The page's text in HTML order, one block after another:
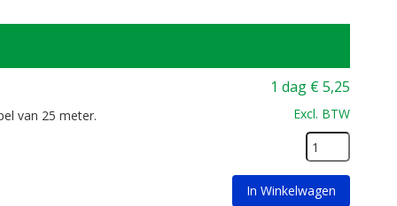
1 dag €5,25
Excl. BTW
In Winkelwagen
van 25 meter.